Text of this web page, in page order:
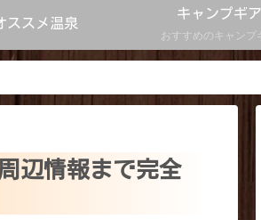
ススメ温泉
キャンプギア
おすすめのキャンプ
辺情報まで完全